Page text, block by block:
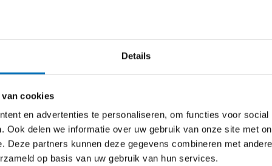
Details
cookies
en advertenties te personaliseren, om functies voor social
Ook delen we informatie over uw gebruik van onze site met
Deze partners kunnen deze gegevens combineren met
op basis van uw gebruik van hun services.
°C en Machine Care-
flexibiliteit in de boven-
vaat perfect. En
schoon.
in 3 verschillende